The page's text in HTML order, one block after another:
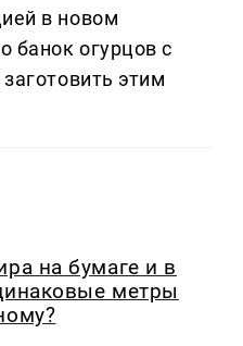
в новом
банок огурцов с
этим
на бумаге и в
метры